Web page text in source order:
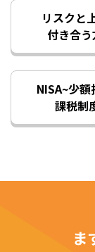
リスクと
付き合
NISA~少額
課税制
ま